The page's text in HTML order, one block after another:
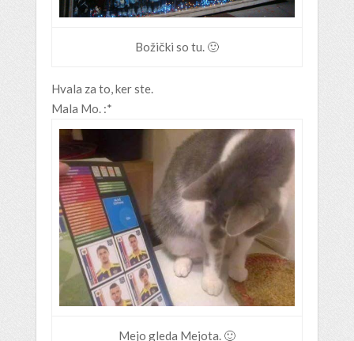
Božički so tu. 🙂
Hvala za to, ker ste.
Mala Mo. :*
Mejo gleda Mejota. 🙂